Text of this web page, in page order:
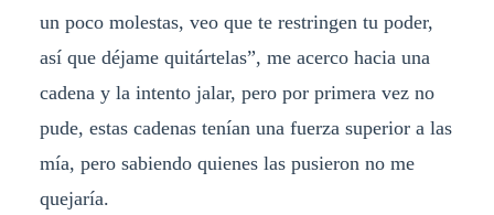
un poco molestas, veo que te restringen tu poder,
así que déjame quitártelas”, me acerco hacia una
cadena y la intento jalar, pero por primera vez no
pude, estas cadenas tenían una fuerza superior a las
mía, pero sabiendo quienes las pusieron no me
quejaría.